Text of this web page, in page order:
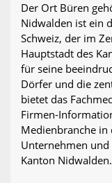
Der Ort Büren
Nidwalden ist ein
Schweiz, der im
Hauptstadt des
für seine
Dörfer und die
bietet das
Firmen-
Medienbranche in
Unternehmen
Kanton Nidwalden.